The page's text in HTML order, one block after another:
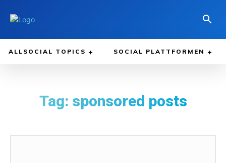
ALLSOCIAL TOPICS SOCIAL PLATTFORMEN
Tag: sponsored posts